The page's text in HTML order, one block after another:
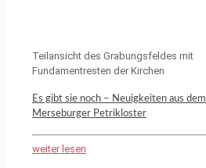
Teilansicht des Grabungsfeldes mit
Fundamentresten der Kirchen
Es gibt sie noch – Neuigkeiten aus dem
Merseburger Petrikloster
weiter lesen